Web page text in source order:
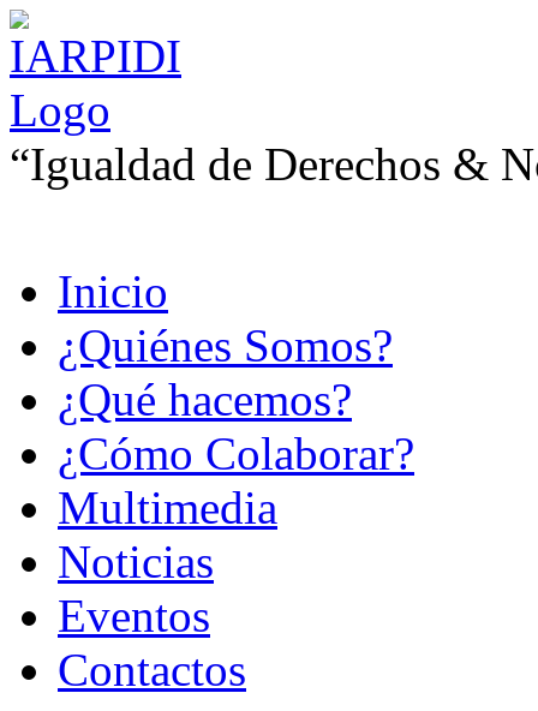
“Igualdad de Derechos &
Inicio
¿Quiénes Somos?
¿Qué hacemos?
¿Cómo Colaborar?
Multimedia
Noticias
Eventos
Contactos